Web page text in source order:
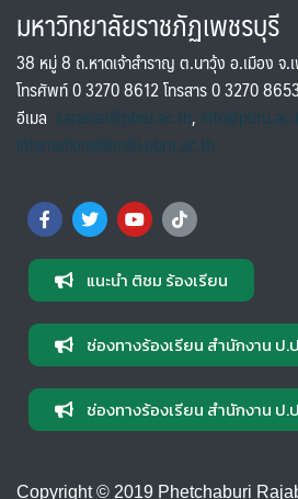
มหาวิทยาลัยราชภัฏเพชรบุรี
38 หมู่ 8 ถ.หาดเจ้าสำราญ ต.นาวุ้ง อ.เมือง จ.
โทรศัพท์ 0 3270 8612 โทรสาร 0 3270 8653
อีเมล saraban@pbru.ac.th,
international@mail.pbru.ac.th
แนะนำ ติชม ร้องเรียน
ช่องทางร้องเรียน สำนักงาน ป.
ช่องทางร้องเรียน สำนักงาน ป.
Copyright © 2019 Phetchaburi